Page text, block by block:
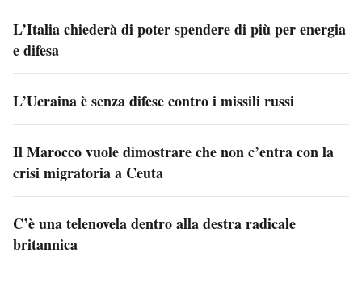
L’Italia chiederà di poter spendere di più per energia
e difesa
L’Ucraina è senza difese contro i missili russi
Il Marocco vuole dimostrare che non c’entra con la
crisi migratoria a Ceuta
C’è una telenovela dentro alla destra radicale
britannica